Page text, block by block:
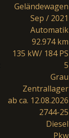
Geländewagen
Sep / 2021
Automatik
92.974 km
135 kW/ 184 PS
5
Grau
Zentrallager
ab ca. 12.08.2026
2744-25
Diesel
Pkw